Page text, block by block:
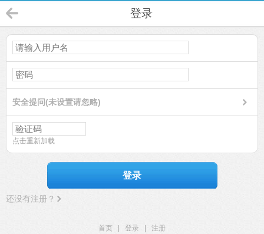
登录
安全提问(未设置请忽略)
点击重新加载
登录
还没有注册？
首页 登录
注册